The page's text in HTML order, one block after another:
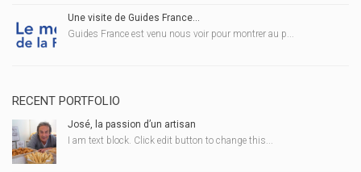
Une visite de Guides France…
Guides France est venu nous voir pour montrer au p...
RECENT PORTFOLIO
José, la passion d’un artisan
I am text block. Click edit button to change this...